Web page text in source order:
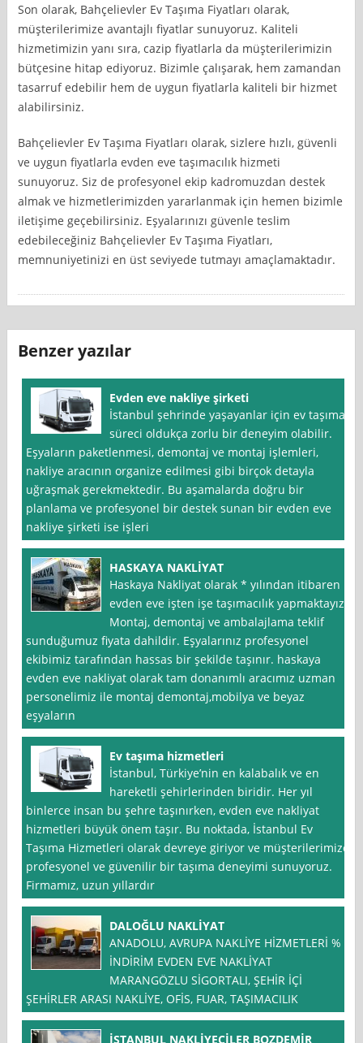
Son olarak, Bahçelievler Ev Taşıma Fiyatları olarak,
müşterilerimize avantajlı fiyatlar sunuyoruz. Kaliteli
hizmetimizin yanı sıra, cazip fiyatlarla da müşterilerimizin
bütçesine hitap ediyoruz. Bizimle çalışarak, hem zamandan
tasarruf edebilir hem de uygun fiyatlarla kaliteli bir hizmet
alabilirsiniz.
Bahçelievler Ev Taşıma Fiyatları olarak, sizlere hızlı, güvenli
ve uygun fiyatlarla evden eve taşımacılık hizmeti
sunuyoruz. Siz de profesyonel ekip kadromuzdan destek
almak ve hizmetlerimizden yararlanmak için hemen bizimle
iletişime geçebilirsiniz. Eşyalarınızı güvenle teslim
edebileceğiniz Bahçelievler Ev Taşıma Fiyatları,
memnuniyetinizi en üst seviyede tutmayı amaçlamaktadır.
Benzer yazılar
Evden eve nakliye şirketi
İstanbul şehrinde yaşayanlar için ev taşıma
süreci oldukça zorlu bir deneyim olabilir.
Eşyaların paketlenmesi, demontaj ve montaj işlemleri,
nakliye aracının organize edilmesi gibi birçok detayla
uğraşmak gerekmektedir. Bu aşamalarda doğru bir
planlama ve profesyonel bir destek sunan bir evden eve
nakliye şirketi ise işleri
HASKAYA NAKLİYAT
Haskaya Nakliyat olarak * yılından itibaren
evden eve işten işe taşımacılık yapmaktayız.
Montaj, demontaj ve ambalajlama teklif
sunduğumuz fiyata dahildir. Eşyalarınız profesyonel
ekibimiz tarafından hassas bir şekilde taşınır. haskaya
evden eve nakliyat olarak tam donanımlı aracımız uzman
personelimiz ile montaj demontaj,mobilya ve beyaz
eşyaların
Ev taşıma hizmetleri
İstanbul, Türkiye’nin en kalabalık ve en
hareketli şehirlerinden biridir. Her yıl
binlerce insan bu şehre taşınırken, evden eve nakliyat
hizmetleri büyük önem taşır. Bu noktada, İstanbul Ev
Taşıma Hizmetleri olarak devreye giriyor ve müşterilerimize
profesyonel ve güvenilir bir taşıma deneyimi sunuyoruz.
Firmamız, uzun yıllardır
DALOĞLU NAKLİYAT
ANADOLU, AVRUPA NAKLİYE HİZMETLERİ % *
İNDİRİM EVDEN EVE NAKLİYAT
MARANGÖZLU SİGORTALI, ŞEHİR İÇİ
ŞEHİRLER ARASI NAKLİYE, OFİS, FUAR, TAŞIMACILIK
İSTANBUL NAKLİYECİLER BOZDEMİR